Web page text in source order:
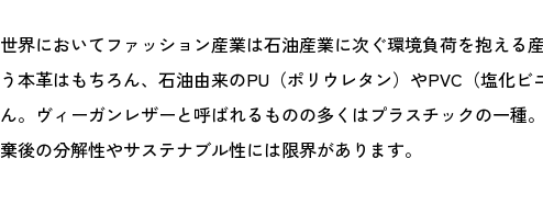
世界においてファッション産業は石油産業に次ぐ環境負荷を抱える
う本革はもちろん、石油由来のPU（ポリウレタン）やPVC（塩化
ん。ヴィーガンレザーと呼ばれるものの多くはプラスチックの一種
棄後の分解性やサステナブル性には限界があります。